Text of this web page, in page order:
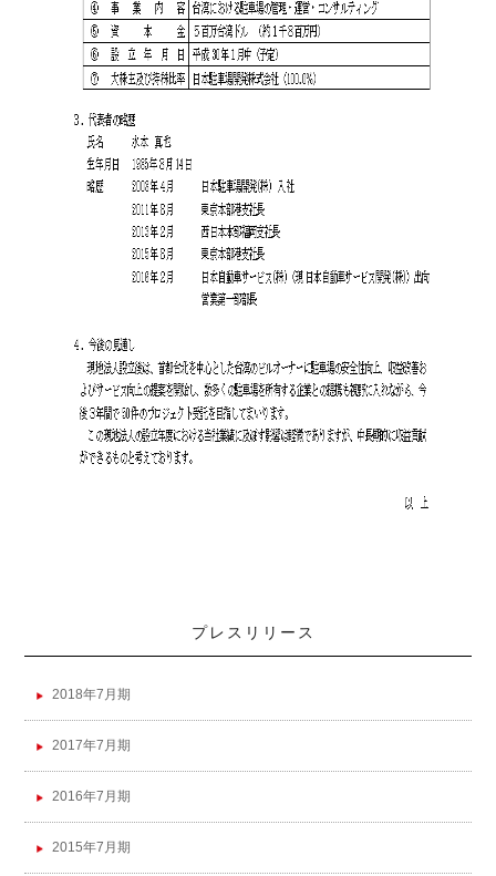
プレスリリース
2018年7月期
2017年7月期
2016年7月期
2015年7月期